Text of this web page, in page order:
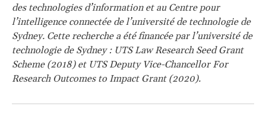
des technologies d’information et au Centre pour
l’intelligence connectée de l’université de technologie de
Sydney. Cette recherche a été financée par l’université de
technologie de Sydney : UTS Law Research Seed Grant
Scheme (2018) et UTS Deputy Vice-Chancellor For
Research Outcomes to Impact Grant (2020).